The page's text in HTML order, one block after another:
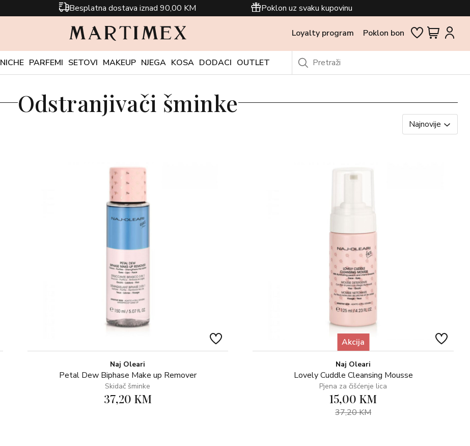
Besplatna dostava iznad 90,00 KM Poklon uz svaku kupovinu
Loyalty program Poklon bon
NICHE PARFEMI SETOVI MAKEUP NJEGA KOSA DODACI OUTLET
Odstranjivači šminke
Najnovije
Naj Oleari
Petal Dew Biphase Make up Remover
Skidač šminke
37,20 KM
Akcija
Naj Oleari
Lovely Cuddle Cleansing Mousse
Pjena za čišćenje lica
15,00 KM
37,20 KM